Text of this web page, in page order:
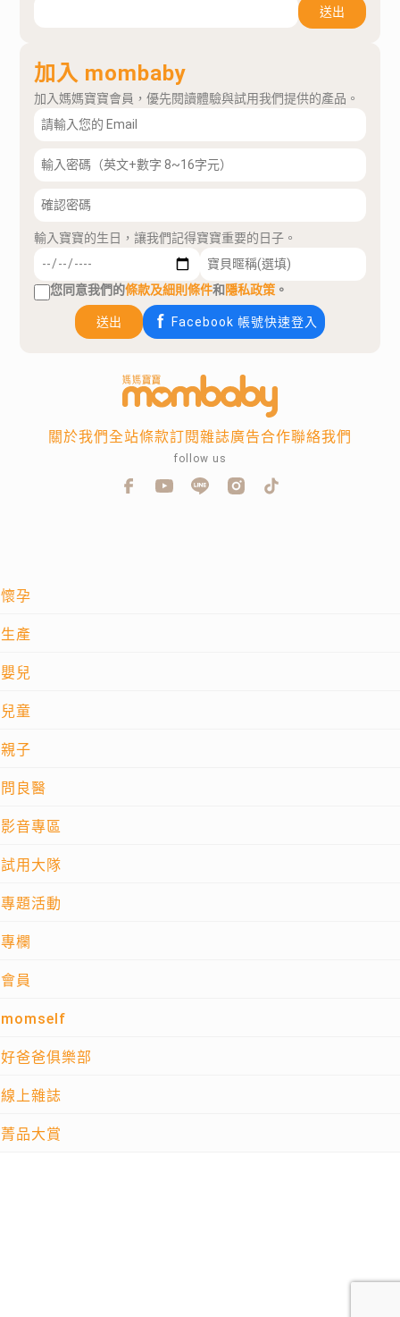
送出
加入 mombaby
加入媽媽寶寶會員，優先閱讀體驗與試用我們提供的產品。
輸入寶寶的生日，讓我們記得寶寶重要的日子。
您同意我們的條款及細則條件和隱私政策 。
送出 Facebook 帳號快速登入
懷孕
生產
嬰兒
兒童
親子
問良醫
影音專區
試用大隊
專題活動
專欄
會員
momself
好爸爸俱樂部
線上雜誌
菁品大賞
關於我們全站條款訂閱雜誌廣告合作聯絡我們
follow us